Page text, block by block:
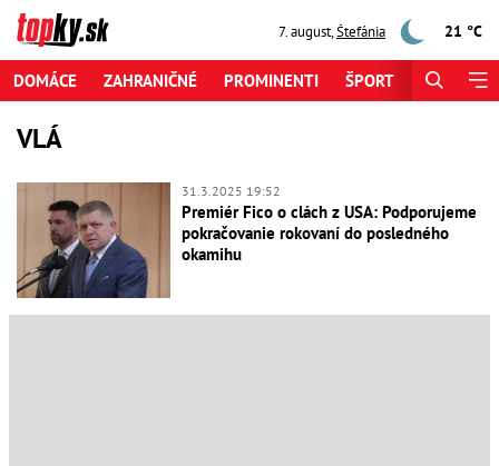
7. august,Štefánia 21 °C
DOMÁCE ZAHRANIČNÉ PROMINENTI ŠPORT
VLÁ
31.3.2025 19:52
Premiér Fico o clách z USA: Podporujeme
pokračovanie rokovaní do posledného
okamihu